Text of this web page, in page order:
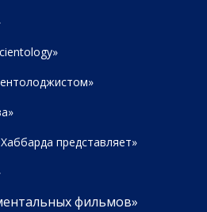
представляет»
фильмов»